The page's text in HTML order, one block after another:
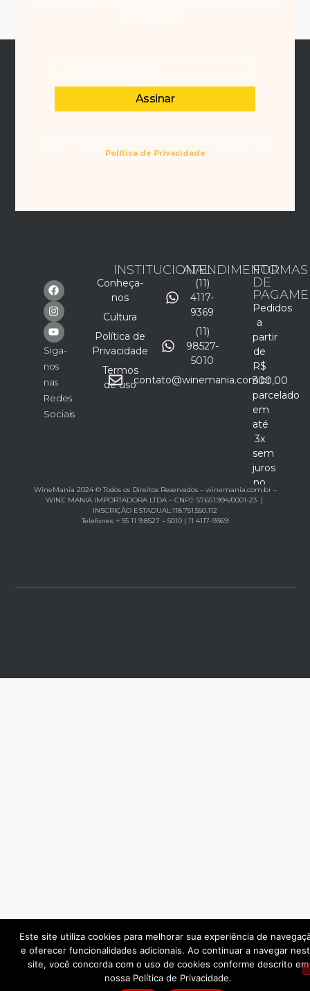
Assinar
Política de Privacidade
Siga-
nos
nas
Redes
Sociais
INSTITUCIONAL
Conheça-
nos
Cultura
Política de
Privacidade
Termos
de uso
ATENDIMENTO
(11)
4117-
9369
(11)
98527-
5010
contato@winemania.com.br
FORMAS
DE
Pedidos
a
partir
de
R$
300,00
parcelado
em
até
3x
sem
juros
no
cartão
WineMania 2024 © Todos os Direitos Reservados – winemania.com.br –
WINE MANIA IMPORTADORA LTDA – CNPJ: 57.651.994/0001-23 |
INSCRIÇÃO ESTADUAL:118.751.550.112
Telefones: + 55 11 9.8527 – 5010 | 11 4117-9369
Este site utiliza cookies para melhorar sua experiência de
e oferecer funcionalidades adicionais. Ao continuar a navegar
site, você concorda com o uso de cookies conforme descrito em
nossa Política de Privacidade.